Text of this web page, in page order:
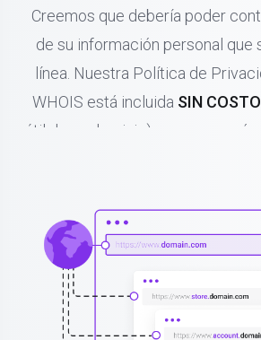
Creemos que debería poder
de su información personal que
línea. Nuestra Política de
WHOIS está incluida SIN COSTO
útil de su dominio) y se renovará